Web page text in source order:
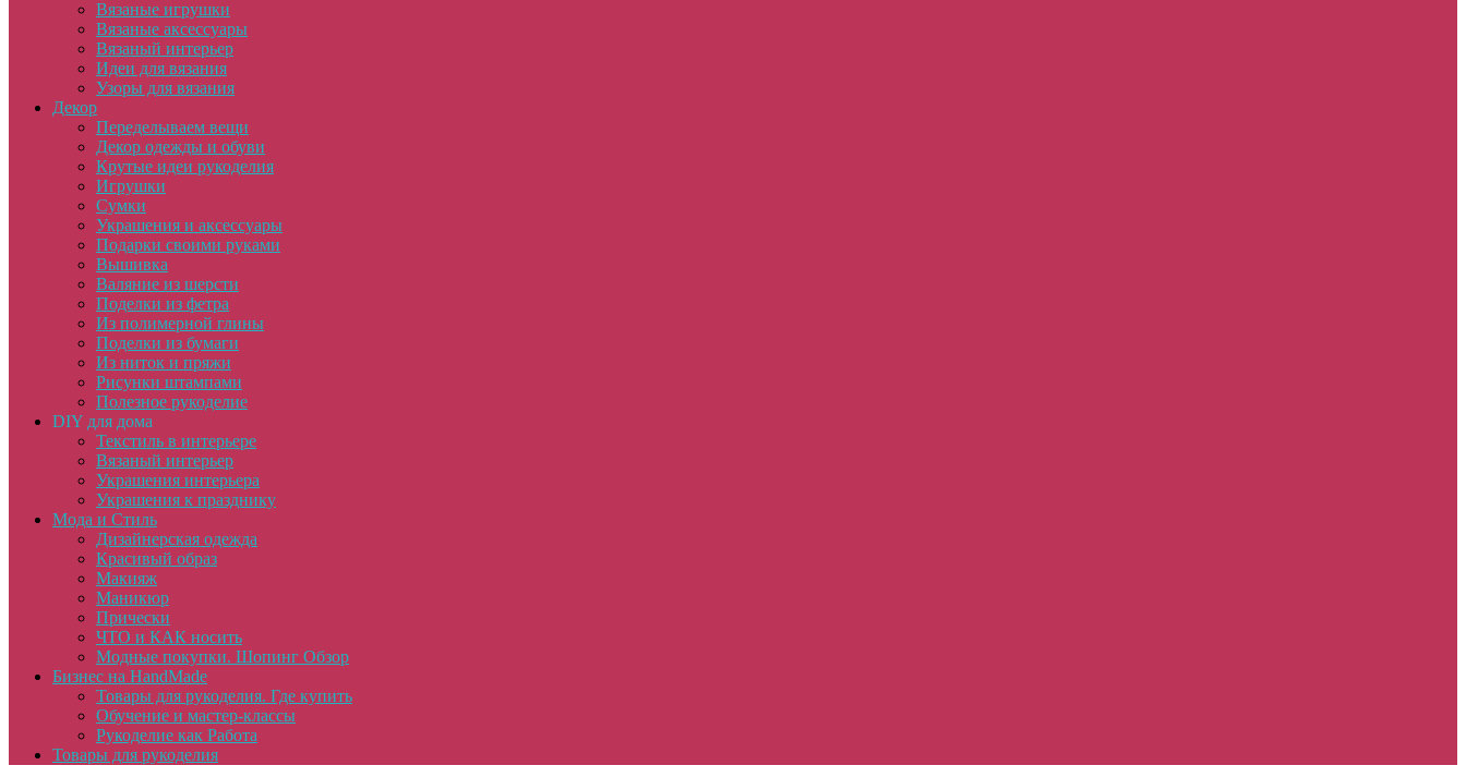
Вязаные игрушки
Вязаные аксессуары
Вязаный интерьер
Идеи для вязания
Узоры для вязания
Декор
Переделываем вещи
Декор одежды и обуви
Крутые идеи рукоделия
Игрушки
Сумки
Украшения и аксессуары
Подарки своими руками
Вышивка
Валяние из шерсти
Поделки из фетра
Из полимерной глины
Поделки из бумаги
Из ниток и пряжи
Рисунки штампами
Полезное рукоделие
DIY для дома
Текстиль в интерьере
Вязаный интерьер
Украшения интерьера
Украшения к празднику
Мода и Стиль
Дизайнерская одежда
Красивый образ
Макияж
Маникюр
Прически
ЧТО и КАК носить
Модные покупки. Шопинг Обзор
Бизнес на HandMade
Товары для рукоделия. Где купить
Обучение и мастер-классы
Рукоделие как Работа
Товары для рукоделия